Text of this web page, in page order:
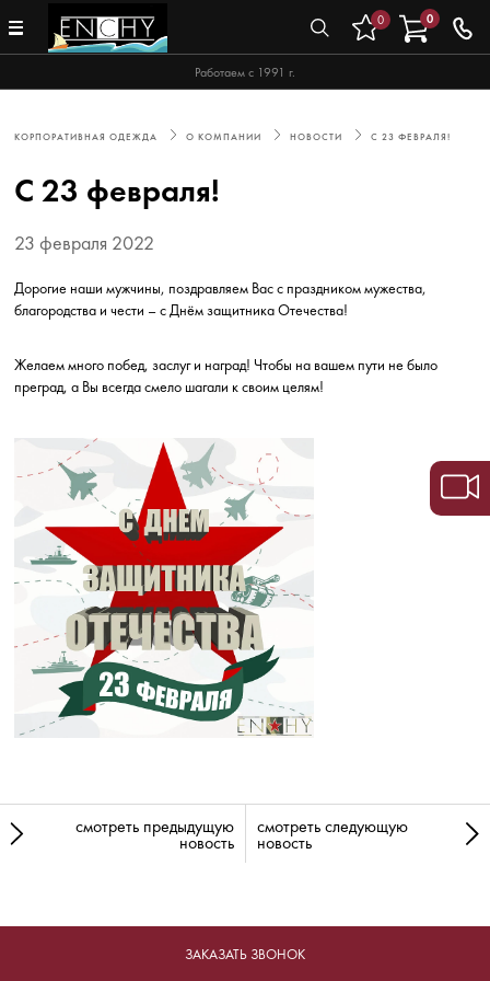
Работаем с 1991 г.
0 0
ЗАКАЗАТЬ ЗВОНОК
КОРПОРАТИВНАЯ ОДЕЖДА О КОМПАНИИ НОВОСТИ С 23 ФЕВРАЛЯ!
С 23 февраля!
23 февраля 2022
Дорогие наши мужчины, поздравляем Вас с праздником мужества,
благородства и чести – с Днём защитника Отечества!
Желаем много побед, заслуг и наград! Чтобы на вашем пути не было
преград, а Вы всегда смело шагали к своим целям!
смотреть предыдущую
новость
смотреть следующую
новость